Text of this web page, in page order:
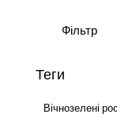
Фільтр
Теги
Вічнозелені